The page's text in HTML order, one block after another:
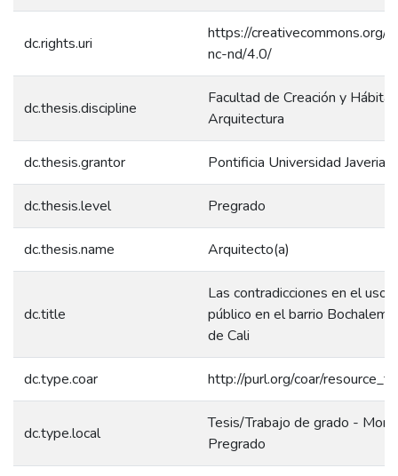
dc.rights.uri
https://creativecommons.org/
nc-nd/4.0/
dc.thesis.discipline
Facultad de Creación y Hábitat.
Arquitectura
dc.thesis.grantor Pontificia Universidad
dc.thesis.level Pregrado
dc.thesis.name Arquitecto(a)
dc.title
Las contradicciones en el uso
público en el barrio
de Cali
dc.type.coar http://purl.org/coar/
dc.type.local
Tesis/Trabajo de grado -
Pregrado